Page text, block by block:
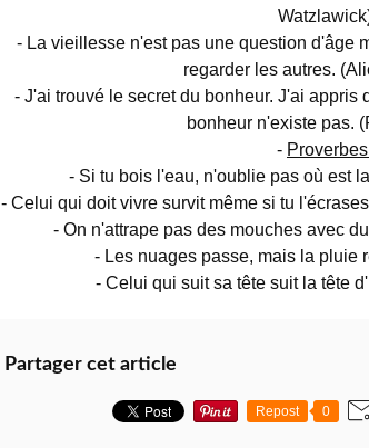
- La vieillesse n'est pas une question d'âge
regarder les autres.
- J'ai trouvé le secret du bonheur. J'ai appris
bonheur n'existe pas.
-
- Si tu bois l'eau, n'oublie pas où est
- Celui qui doit vivre survit même si tu
- On n'attrape pas des mouches avec
- Les nuages passe, mais la pluie
- Celui qui suit sa tête suit la tête
Partager cet article
Repost 0